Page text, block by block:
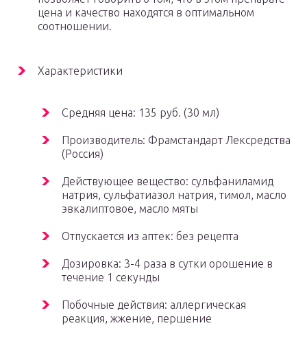
цена и качество находятся в оптимальном
соотношении.
Характеристики
Средняя цена: 135 руб. (30 мл)
Производитель: Фрамстандарт Лексредства
(Россия)
Действующее вещество: сульфаниламид
натрия, сульфатиазол натрия, тимол, масло
эвкалиптовое, масло мяты
Отпускается из аптек: без рецепта
Дозировка: 3-4 раза в сутки орошение в
течение 1 секунды
Побочные действия: аллергическая
реакция, жжение, першение